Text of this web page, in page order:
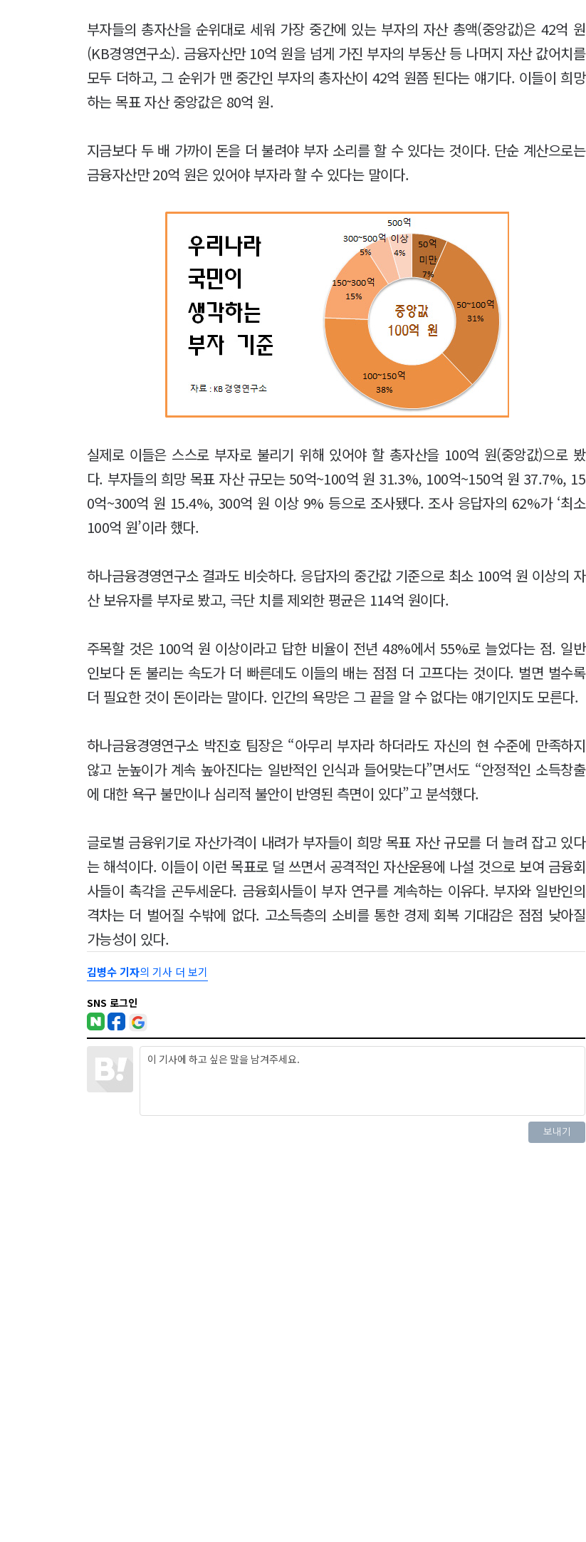
부자들의 총자산을 순위대로 세워 가장 중간에 있는 부자의 자산 총액(중앙값)은 42억 원
(KB경영연구소). 금융자산만 10억 원을 넘게 가진 부자의 부동산 등 나머지 자산 값어치를
모두 더하고, 그 순위가 맨 중간인 부자의 총자산이 42억 원쯤 된다는 얘기다. 이들이 희망
하는 목표 자산 중앙값은 80억 원.
지금보다 두 배 가까이 돈을 더 불려야 부자 소리를 할 수 있다는 것이다. 단순 계산으로는
금융자산만 20억 원은 있어야 부자라 할 수 있다는 말이다.
실제로 이들은 스스로 부자로 불리기 위해 있어야 할 총자산을 100억 원(중앙값)으로 봤
다. 부자들의 희망 목표 자산 규모는 50억~100억 원 31.3%, 100억~150억 원 37.7%, 15
0억~300억 원 15.4%, 300억 원 이상 9% 등으로 조사됐다. 조사 응답자의 62%가 ‘최소
100억 원’이라 했다.
하나금융경영연구소 결과도 비슷하다. 응답자의 중간값 기준으로 최소 100억 원 이상의 자
산 보유자를 부자로 봤고, 극단 치를 제외한 평균은 114억 원이다.
주목할 것은 100억 원 이상이라고 답한 비율이 전년 48%에서 55%로 늘었다는 점. 일반
인보다 돈 불리는 속도가 더 빠른데도 이들의 배는 점점 더 고프다는 것이다. 벌면 벌수록
더 필요한 것이 돈이라는 말이다. 인간의 욕망은 그 끝을 알 수 없다는 얘기인지도 모른다.
하나금융경영연구소 박진호 팀장은 “아무리 부자라 하더라도 자신의 현 수준에 만족하지
않고 눈높이가 계속 높아진다는 일반적인 인식과 들어맞는다”면서도 “안정적인 소득창출
에 대한 욕구 불만이나 심리적 불안이 반영된 측면이 있다”고 분석했다.
글로벌 금융위기로 자산가격이 내려가 부자들이 희망 목표 자산 규모를 더 늘려 잡고 있다
는 해석이다. 이들이 이런 목표로 덜 쓰면서 공격적인 자산운용에 나설 것으로 보여 금융회
사들이 촉각을 곤두세운다. 금융회사들이 부자 연구를 계속하는 이유다. 부자와 일반인의
격차는 더 벌어질 수밖에 없다. 고소득층의 소비를 통한 경제 회복 기대감은 점점 낮아질
가능성이 있다.
김병수 기자의 기사 더 보기
SNS 로그인